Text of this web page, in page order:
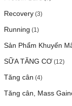
Recovery (3)
Running (1)
Sản Phẩm Khuyến
SỮA TĂNG CƠ (12)
Tăng cân (4)
Tăng cân, Mass